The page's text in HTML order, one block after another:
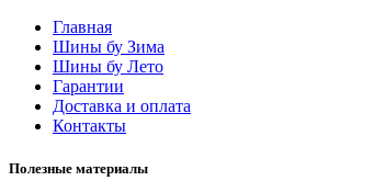
Главная
Шины бу Зима
Шины бу Лето
Гарантии
Доставка и оплата
Контакты
Полезные материалы